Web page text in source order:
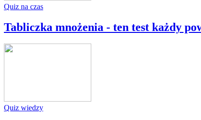
Quiz na czas
Tabliczka mnożenia - ten test każdy
Quiz wiedzy